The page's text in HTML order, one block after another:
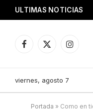
ULTIMAS NOTICIAS
Facebook
X
viernes, agosto 7
Portada » Como en